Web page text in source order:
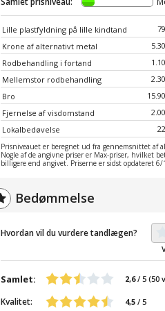
Lille plastfyldning på lille kindtand
Krone af alternativt metal
Rodbehandling i fortand
Mellemstor rodbehandling
Bro
Fjernelse af visdomstand
Lokalbedøvelse
Prisniveauet er beregnet ud fra gennemsnittet af
Nogle af de angivne priser er Max-priser, hvilket
billigere end angivet. Priserne er sidst opdateret
Bedømmelse
Hvordan vil du vurdere tandlægen?
Samlet: 2,6/ 5 (50
Kvalitet: 4,5 / 5